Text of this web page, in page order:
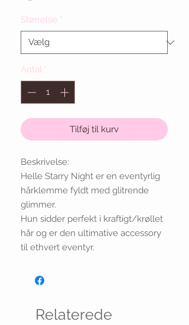
Størrelse *
Antal *
Tilføj til kurv
Beskrivelse:
Helle Starry Night er en eventyrlig
hårklemme fyldt med glitrende
glimmer.
Hun sidder perfekt i kraftigt/krøllet
hår og er den ultimative accessory
til ethvert eventyr.
Relaterede